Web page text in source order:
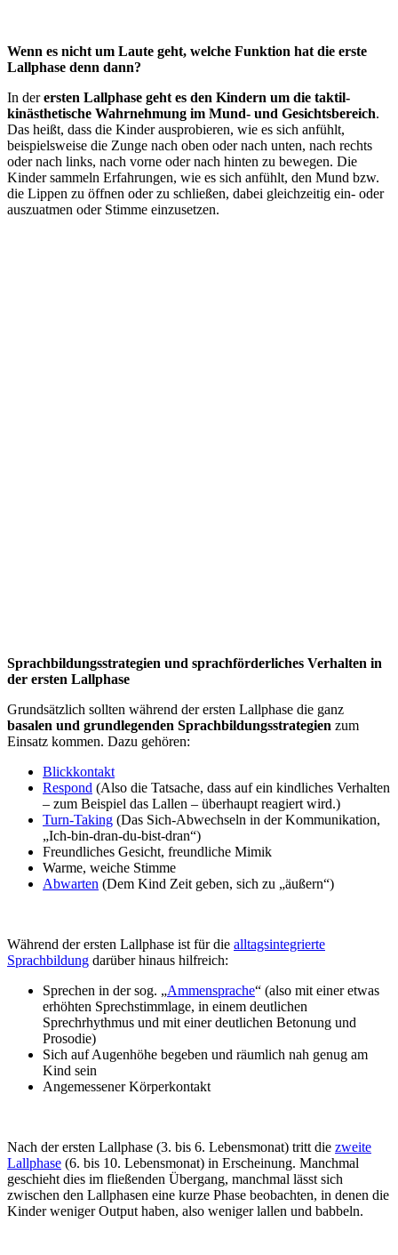
Wenn es nicht um Laute geht, welche Funktion hat die erste
Lallphase denn dann?
In derersten Lallphase geht es den Kindern um die taktil-
kinästhetische Wahrnehmung im Mund- und Gesichtsbereich.
Das heißt, dass die Kinder ausprobieren, wie es sich anfühlt,
beispielsweise die Zunge nach oben oder nach unten, nach rechts
oder nach links, nach vorne oder nach hinten zu bewegen. Die
Kinder sammeln Erfahrungen, wie es sich anfühlt, den Mund bzw.
die Lippen zu öffnen oder zu schließen, dabei gleichzeitig ein- oder
auszuatmen oder Stimme einzusetzen.
Sprachbildungsstrategien und sprachförderliches Verhalten in
der ersten Lallphase
Grundsätzlich sollten während der ersten Lallphase die ganz
basalen und grundlegenden Sprachbildungsstrategien zum
Einsatz kommen. Dazu gehören:
Blickkontakt
Respond (Also die Tatsache, dass auf ein kindliches Verhalten
– zum Beispiel das Lallen – überhaupt reagiert wird.)
Turn-Taking (Das Sich-Abwechseln in der Kommunikation,
„Ich-bin-dran-du-bist-dran“)
Freundliches Gesicht, freundliche Mimik
Warme, weiche Stimme
Abwarten (Dem Kind Zeit geben, sich zu „äußern“)
Während der ersten Lallphase ist für die alltagsintegrierte
Sprachbildung darüber hinaus hilfreich:
Sprechen in der sog. „Ammensprache“ (also mit einer etwas
erhöhten Sprechstimmlage, in einem deutlichen
Sprechrhythmus und mit einer deutlichen Betonung und
Prosodie)
Sich auf Augenhöhe begeben und räumlich nah genug am
Kind sein
Angemessener Körperkontakt
Nach der ersten Lallphase (3. bis 6. Lebensmonat) tritt die zweite
Lallphase (6. bis 10. Lebensmonat) in Erscheinung. Manchmal
geschieht dies im fließenden Übergang, manchmal lässt sich
zwischen den Lallphasen eine kurze Phase beobachten, in denen die
Kinder weniger Output haben, also weniger lallen und babbeln.